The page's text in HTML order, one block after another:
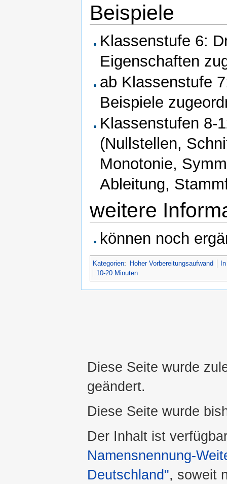
Beispiele
Klassenstufe 6:
Eigenschaften
ab Klassenstufe
Beispiele
Klassenstufen 8-
(Nullstellen,
Monotonie,
Ableitung,
weitere
können noch
Kategorien: Hoher Vorbereitungsaufwand
10-20 Minuten
Diese Seite wurde
geändert.
Diese Seite wurde
Der Inhalt ist
Namensnennung-
Deutschland", soweit